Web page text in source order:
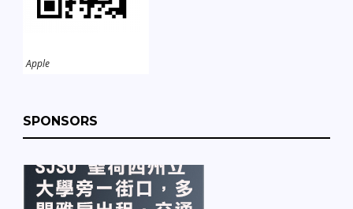
Apple
SPONSORS